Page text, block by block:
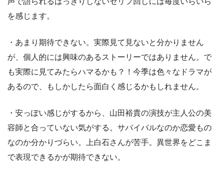
を感じます。
・あまり期待できない。実際見て見ないと分かりません
が、個人的には興味のあるストーリーではありません。で
も実際に見てみたらハマるかも？！今季は色々なドラマが
あるので、もしかしたら面白く感じるかもしれません。
・安っぽい感じがするから、山田裕貴の演技が主人公の美
容師と合っていない気がする。サバイバルなのか恋愛もの
なのか分かりづらい。上白石さんが苦手。異世界をどこま
で表現できるかが期待できない。